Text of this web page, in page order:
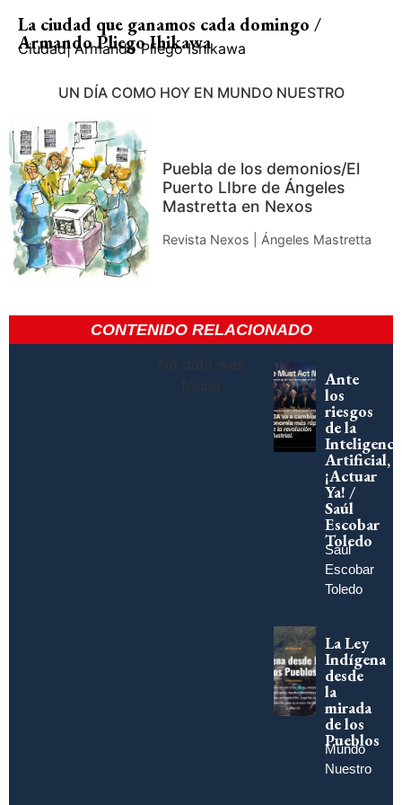
La ciudad que ganamos cada domingo /
Armando Pliego Ihikawa
Ciudad| Armando Pliego Ishikawa
UN DÍA COMO HOY EN MUNDO NUESTRO
Puebla de los demonios/El
Puerto LIbre de Ángeles
Mastretta en Nexos
Revista Nexos | Ángeles Mastretta
CONTENIDO RELACIONADO
No data was
found
Ante
los
riesgos
de la
Artificial,
¡Actuar
Ya! /
Saúl
Escobar
Toledo
Saúl
Escobar
Toledo
La Ley
Indígena
desde
la
mirada
de los
Pueblos
Mundo
Nuestro